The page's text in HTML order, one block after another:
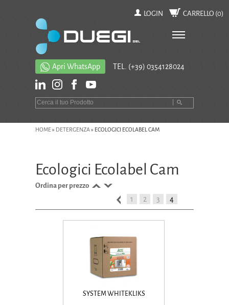
LOGIN CARRELLO (0)
Apri WhatsApp TEL. (+39) 0354128024
HOME» DETERGENZA» ECOLOGICI ECOLABEL CAM
Ecologici Ecolabel Cam
1 2 3 4
Ordina per prezzo
SYSTEM WHITEKLIKS